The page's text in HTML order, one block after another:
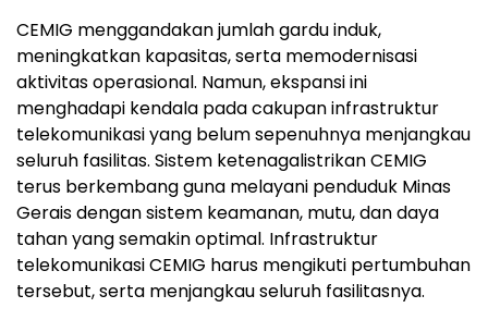
CEMIG menggandakan jumlah gardu induk,
meningkatkan kapasitas, serta memodernisasi
aktivitas operasional. Namun, ekspansi ini
menghadapi kendala pada cakupan infrastruktur
telekomunikasi yang belum sepenuhnya menjangkau
seluruh fasilitas. Sistem ketenagalistrikan CEMIG
terus berkembang guna melayani penduduk Minas
Gerais dengan sistem keamanan, mutu, dan daya
tahan yang semakin optimal. Infrastruktur
telekomunikasi CEMIG harus mengikuti pertumbuhan
tersebut, serta menjangkau seluruh fasilitasnya.